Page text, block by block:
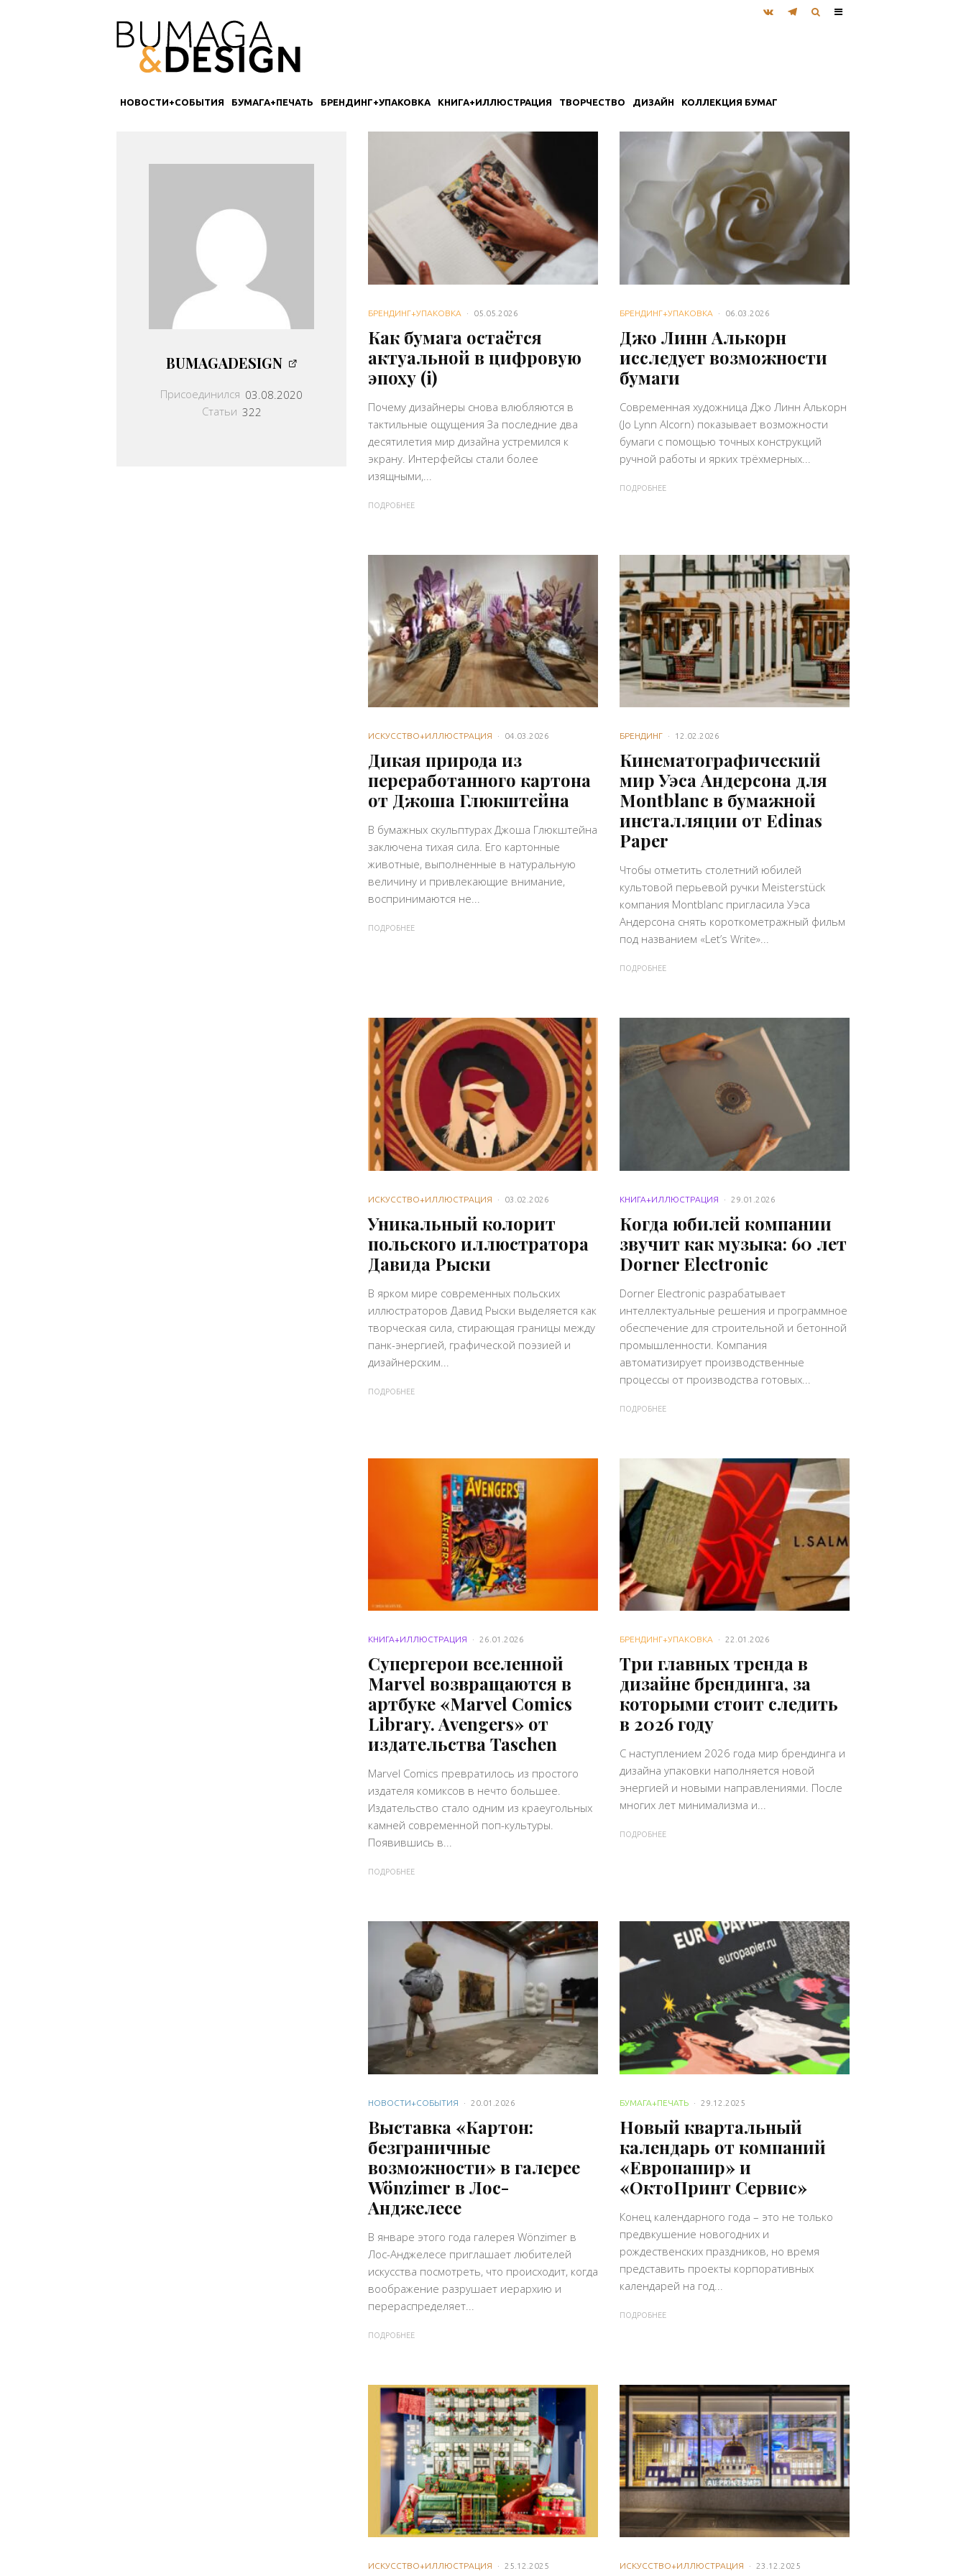
НОВОСТИ+СОБЫТИЯ БУМАГА+ПЕЧАТЬ БРЕНДИНГ+УПАКОВКА КНИГА+ИЛЛЮСТРАЦИЯ ТВОРЧЕСТВО ДИЗАЙН КОЛЛЕКЦИЯ БУМАГ
BUMAGADESIGN
Присоединился 03.08.2020
Статьи 322
БРЕНДИНГ+УПАКОВКА · 05.05.2026
Как бумага остаётся
актуальной в цифровую
эпоху (i)
Почему дизайнеры снова влюбляются в
тактильные ощущения За последние два
десятилетия мир дизайна устремился к
экрану. Интерфейсы стали более
изящными,...
ПОДРОБНЕЕ
БРЕНДИНГ+УПАКОВКА · 06.03.2026
Джо Линн Алькорн
исследует возможности
бумаги
Современная художница Джо Линн Алькорн
(Jo Lynn Alcorn) показывает возможности
бумаги с помощью точных конструкций
ручной работы и ярких трёхмерных...
ПОДРОБНЕЕ
ИСКУССТВО+ИЛЛЮСТРАЦИЯ · 04.03.2026
Дикая природа из
переработанного картона
от Джоша Глюкштейна
В бумажных скульптурах Джоша Глюкштейна
заключена тихая сила. Его картонные
животные, выполненные в натуральную
величину и привлекающие внимание,
воспринимаются не...
ПОДРОБНЕЕ
БРЕНДИНГ · 12.02.2026
Кинематографический
мир Уэса Андерсона для
Montblanc в бумажной
инсталляции от Edinas
Paper
Чтобы отметить столетний юбилей
культовой перьевой ручки Meisterstück
компания Montblanc пригласила Уэса
Андерсона снять короткометражный фильм
под названием «Let’s Write»...
ПОДРОБНЕЕ
ИСКУССТВО+ИЛЛЮСТРАЦИЯ · 03.02.2026
Уникальный колорит
польского иллюстратора
Давида Рыски
В ярком мире современных польских
иллюстраторов Давид Рыски выделяется как
творческая сила, стирающая границы между
панк-энергией, графической поэзией и
дизайнерским...
ПОДРОБНЕЕ
КНИГА+ИЛЛЮСТРАЦИЯ · 29.01.2026
Когда юбилей компании
звучит как музыка: 60 лет
Dorner Electronic
Dorner Electronic разрабатывает
интеллектуальные решения и программное
обеспечение для строительной и бетонной
промышленности. Компания
автоматизирует производственные
процессы от производства готовых...
ПОДРОБНЕЕ
КНИГА+ИЛЛЮСТРАЦИЯ · 26.01.2026
Супергерои вселенной
Marvel возвращаются в
артбуке «Marvel Comics
Library. Avengers» от
издательства Taschen
Marvel Comics превратилось из простого
издателя комиксов в нечто большее.
Издательство стало одним из краеугольных
камней современной поп-культуры.
Появившись в...
ПОДРОБНЕЕ
БРЕНДИНГ+УПАКОВКА · 22.01.2026
Три главных тренда в
дизайне брендинга, за
которыми стоит следить
в 2026 году
С наступлением 2026 года мир брендинга и
дизайна упаковки наполняется новой
энергией и новыми направлениями. После
многих лет минимализма и...
ПОДРОБНЕЕ
НОВОСТИ+СОБЫТИЯ · 20.01.2026
Выставка «Картон:
безграничные
возможности» в галерее
Wönzimer в Лос-
Анджелесе
В январе этого года галерея Wönzimer в
Лос-Анджелесе приглашает любителей
искусства посмотреть, что происходит, когда
воображение разрушает иерархию и
перераспределяет...
ПОДРОБНЕЕ
БУМАГА+ПЕЧАТЬ · 29.12.2025
Новый квартальный
календарь от компаний
«Европапир» и
«ОктоПринт Сервис»
Конец календарного года – это не только
предвкушение новогодних и
рождественских праздников, но время
представить проекты корпоративных
календарей на год...
ПОДРОБНЕЕ
ИСКУССТВО+ИЛЛЮСТРАЦИЯ · 25.12.2025 ИСКУССТВО+ИЛЛЮСТРАЦИЯ · 23.12.2025